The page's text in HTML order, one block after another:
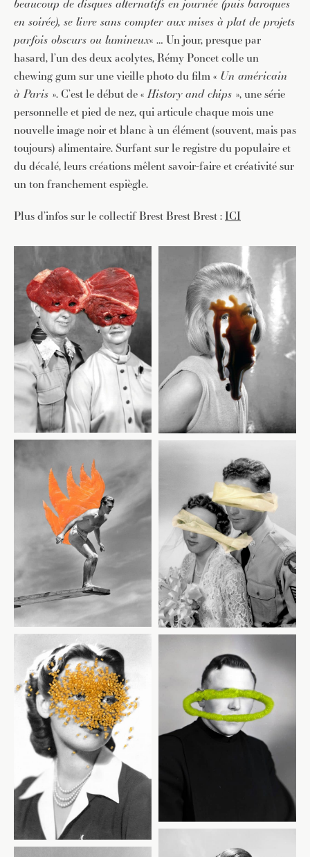
beaucoup de disques alternatifs en journée (puis baroques
en soirée), se livre sans compter aux mises à plat de projets
parfois obscurs ou lumineux« … Un jour, presque par
hasard, l’un des deux acolytes, Rémy Poncet colle un
chewing gum sur une vieille photo du film « Un américain
à Paris ». C’est le début de «History and chips », une série
personnelle et pied de nez, qui articule chaque mois une
nouvelle image noir et blanc à un élément (souvent, mais pas
toujours) alimentaire. Surfant sur le registre du populaire et
du décalé, leurs créations mêlent savoir-faire et créativité sur
un ton franchement espiègle.
Plus d’infos sur le collectif Brest Brest Brest :ICI